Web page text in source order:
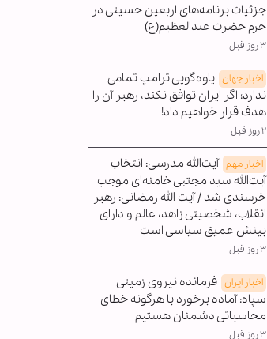
جزئیات برنامه‌های اربعین حسینی در
حرم حضرت عبدالعظیم(ع)
۳ روز قبل
اخبار جهان یاوه‌گویی ترامپ تمامی
ندارد؛ اگر ایران توافق نکند، رهبر آن را
هدف قرار خواهیم داد!
۲ روز قبل
اخبار مهم آیت‌الله مدرسی: انتخاب
آیت‌الله سید مجتبی خامنه‌ای موجب
خرسندی شد / آیت الله رمضانی: رهبر
انقلاب، شخصیتی زاهد، عالم و دارای
بینش عمیق سیاسی است
۳ روز قبل
اخبار ایران فرمانده نیروی زمینی
سپاه: آماده برخورد با هرگونه خطای
محاسباتی دشمنان هستیم
۳ روز قبل